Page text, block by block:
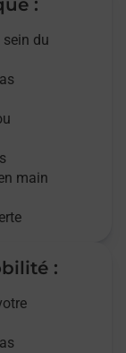
:
sein du
main
: